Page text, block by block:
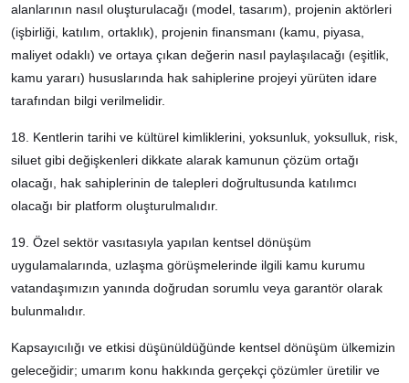
alanlarının nasıl oluşturulacağı (model, tasarım), projenin aktörleri
(işbirliği, katılım, ortaklık), projenin finansmanı (kamu, piyasa,
maliyet odaklı) ve ortaya çıkan değerin nasıl paylaşılacağı (eşitlik,
kamu yararı) hususlarında hak sahiplerine projeyi yürüten idare
tarafından bilgi verilmelidir.
18. Kentlerin tarihi ve kültürel kimliklerini, yoksunluk, yoksulluk, risk,
siluet gibi değişkenleri dikkate alarak kamunun çözüm ortağı
olacağı, hak sahiplerinin de talepleri doğrultusunda katılımcı
olacağı bir platform oluşturulmalıdır.
19. Özel sektör vasıtasıyla yapılan kentsel dönüşüm
uygulamalarında, uzlaşma görüşmelerinde ilgili kamu kurumu
vatandaşımızın yanında doğrudan sorumlu veya garantör olarak
bulunmalıdır.
Kapsayıcılığı ve etkisi düşünüldüğünde kentsel dönüşüm ülkemizin
geleceğidir; umarım konu hakkında gerçekçi çözümler üretilir ve